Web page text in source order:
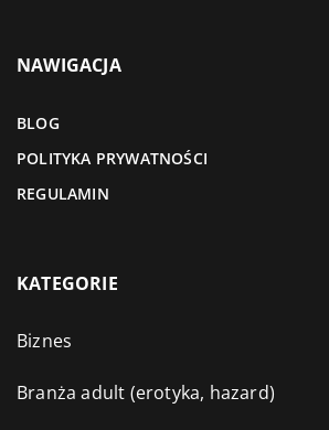
NAWIGACJA
BLOG
POLITYKA PRYWATNOŚCI
REGULAMIN
KATEGORIE
Biznes
Branża adult (erotyka, hazard)